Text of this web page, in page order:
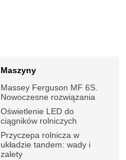
Maszyny
Massey Ferguson MF 6S.
Nowoczesne rozwiązania
Oświetlenie LED do
ciągników rolniczych
Przyczepa rolnicza w
układzie tandem: wady i
zalety